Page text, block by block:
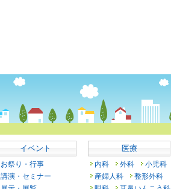
イベント
お祭り・行事
講演・セミナー
医療
内科 外科
小児科
産婦人科
整形外科